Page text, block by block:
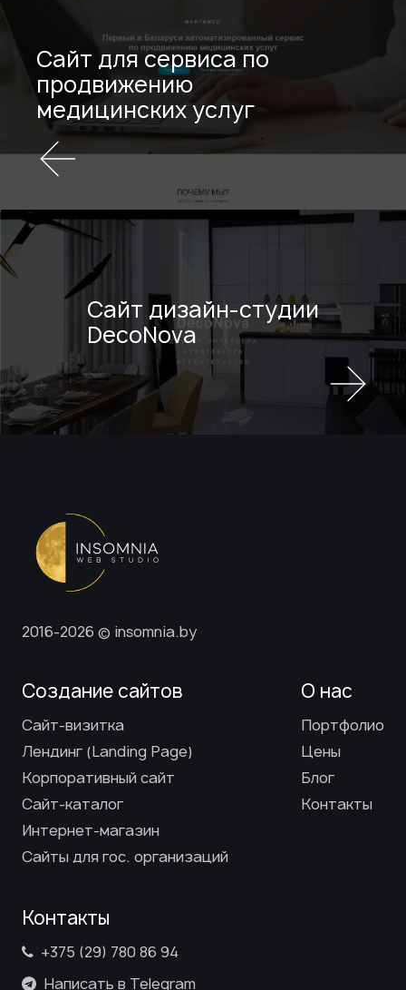
Сайт для сервиса по
продвижению
медицинских услуг
Сайт дизайн-студии
DecoNova
2016-2026 © insomnia.by
Создание сайтов
Сайт-визитка
Лендинг (Landing Page)
Корпоративный сайт
Сайт-каталог
Интернет-магазин
Сайты для гос. организаций
О нас
Портфолио
Цены
Блог
Контакты
Контакты
+375 (29) 780 86 94
Написать в Telegram